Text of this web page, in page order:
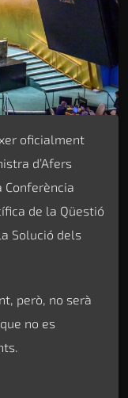
oficialment
d’Afers
Conferència
de la Qüestió
Solució dels
però, no serà
no es